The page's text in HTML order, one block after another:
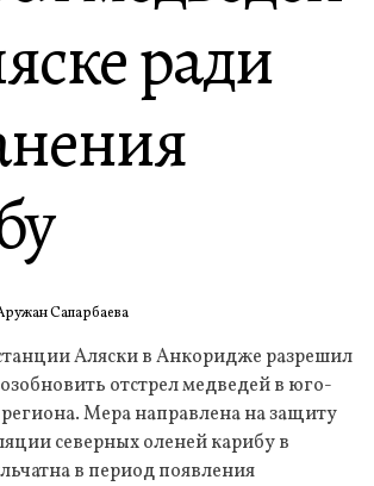
ради
Сапарбаева
Аляски в Анкоридже разрешил
отстрел медведей в юго-
Мера направлена на защиту
северных оленей карибу в
в период появления